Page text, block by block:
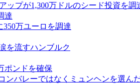
ップが1,300万ドルのシード投資を調
達
万ユーロを調達
を流すハンブルク
ポンドを確保
ンバレーではなくミュンヘンを選ん